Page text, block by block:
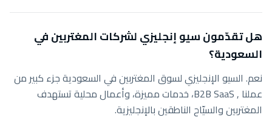
هل تقدّمون سيو إنجليزي لشركات المغتربين في
السعودية؟
نعم. السيو الإنجليزي لسوق المغتربين في السعودية جزء كبير من
عملنا , B2B SaaS، خدمات مميزة، وأعمال محلية تستهدف
المغتربين والسيّاح الناطقين بالإنجليزية.